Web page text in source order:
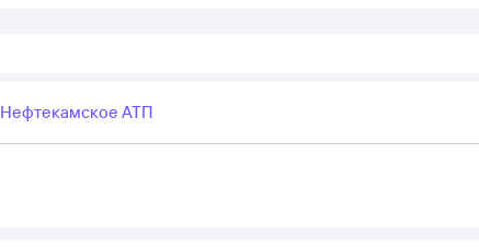
Нефтекамское АТП